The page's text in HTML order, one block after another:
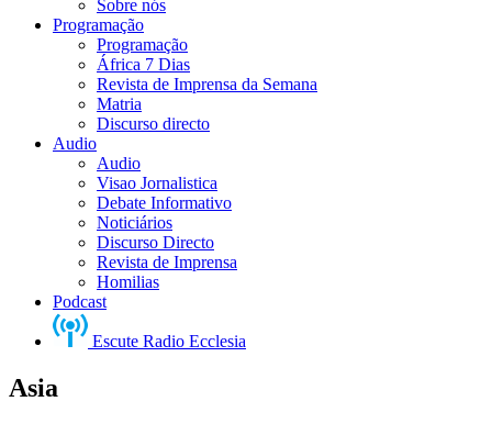
Sobre nós
Programação
Programação
África 7 Dias
Revista de Imprensa da Semana
Matria
Discurso directo
Audio
Audio
Visao Jornalistica
Debate Informativo
Noticiários
Discurso Directo
Revista de Imprensa
Homilias
Podcast
Escute Radio Ecclesia
Asia